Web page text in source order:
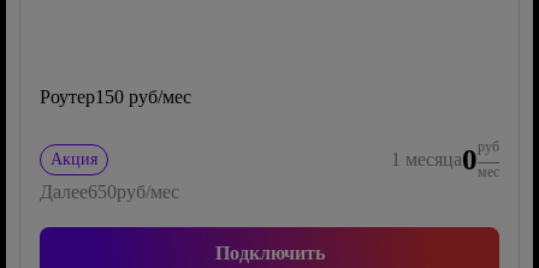
Роутер150 руб/мес
Акция 1 месяца0руб
мес
Далее650руб/мес
Подключить